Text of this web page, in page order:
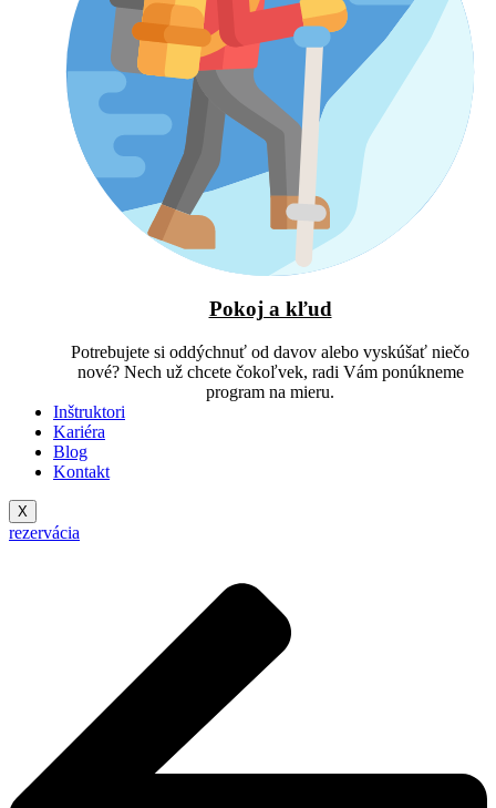
Pokoj a kľud
Potrebujete si oddýchnuť od davov alebo vyskúšať niečo
nové? Nech už chcete čokoľvek, radi Vám ponúkneme
program na mieru.
Inštruktori
Kariéra
Blog
Kontakt
X
rezervácia